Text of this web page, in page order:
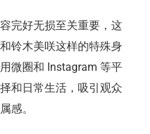
完好无损至关重要，这
铃木美咲这样的特殊身
微圈和 Instagram 等平
和日常生活，吸引观众
感。